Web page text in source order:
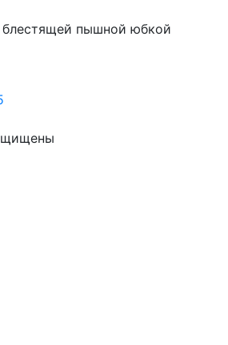
блестящей пышной юбкой